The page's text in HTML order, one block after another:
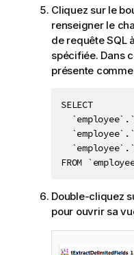
Cliquez sur le
renseigner le
de requête SQL
spécifiée. Dans
présente
SELECT
FROM
Double-cliquez
pour ouvrir sa